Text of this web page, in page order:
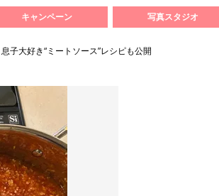
キャンペーン 写真スタジオ
子大好き“ミートソース”レシピも公開